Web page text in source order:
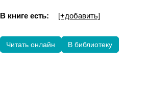
В книге есть: [+добавить]
Читать онлайн В библиотеку